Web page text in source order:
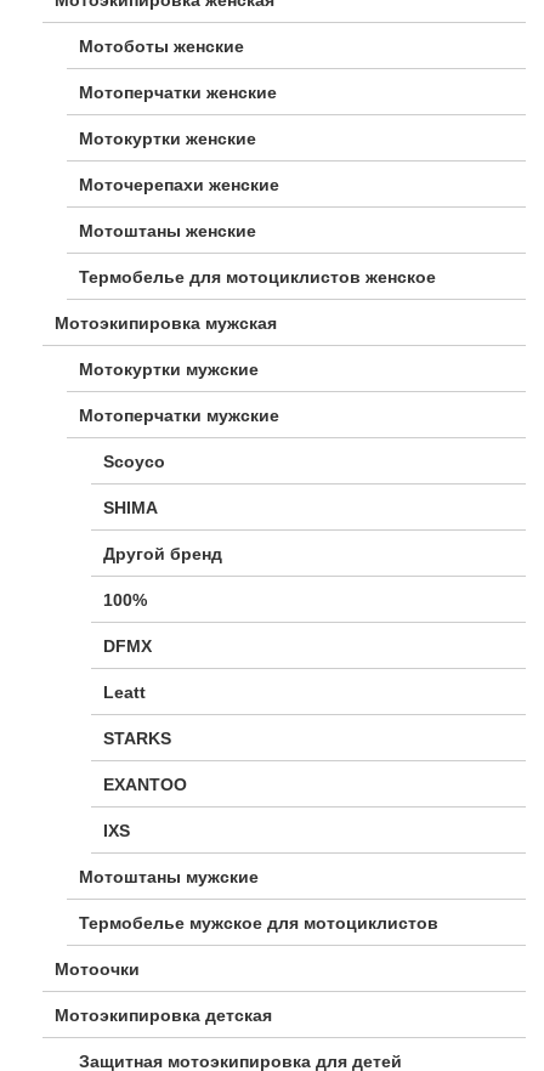
Мотоботы женские
Мотоперчатки женские
Мотокуртки женские
Моточерепахи женские
Мотоштаны женские
Термобелье для мотоциклистов женское
Мотоэкипировка мужская
Мотокуртки мужские
Мотоперчатки мужские
Scoyco
SHIMA
Другой бренд
100%
DFMX
Leatt
STARKS
EXANTOO
IXS
Мотоштаны мужские
Термобелье мужское для мотоциклистов
Мотоочки
Мотоэкипировка детская
Защитная мотоэкипировка для детей